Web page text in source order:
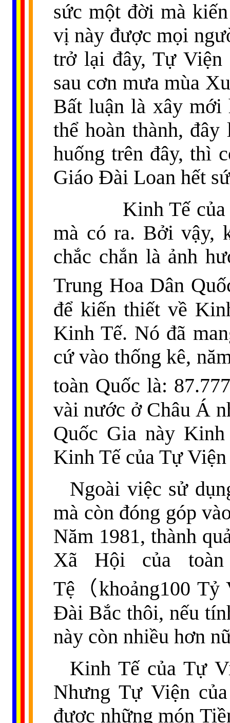
sức một đời mà
vị này được mọi
trở lại đây, Tự Viện
sau cơn mưa mùa
Bất luận là xây mới
thể hoàn thành,
huống trên đây, thì
Giáo Đài Loan hết
Kinh Tế của Tự
mà có ra. Bởi vậy,
chắc chắn là ảnh
Trung Hoa Dân
để kiến thiết về
Kinh Tế. Nó đã
cứ vào thống kê,
toàn Quốc là:
vài nước ở Châu Á
Quốc Gia này
Kinh Tế của Tự
Ngoài việc sử
mà còn đóng góp
Năm 1981, thành
Xã Hội của
Tệ （khoảng100 Tỷ
Đài Bắc thôi, nếu
này còn nhiều hơn
Kinh Tế của Tự
Nhưng Tự Viện
được những món